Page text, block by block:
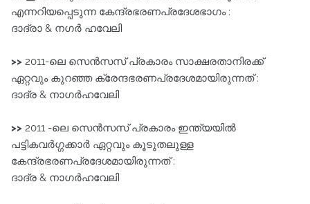
എന്നറിയപ്പെടുന്ന കേന്ദ്രഭരണപ്രദേശഭാഗം :
ദാദ്രാ & നഗർ ഹവേലി
>> 2011-ലെ സെൻസസ്‌ പ്രകാരം സാക്ഷരതാനിരക്ക്‌
ഏറ്റവും കുറഞ്ഞ ക്രേന്ദഭരണപ്രദേശമായിരുന്നത്‌ :
ദാദ്ര & നാഗർഹവേലി
>> 2011 -ലെ സെൻസസ്‌ പ്രകാരം ഇന്ത്യയിൽ
പട്ടികവർഗ്ഗക്കാർ ഏറ്റവും കൂടുതലുള്ള
കേന്ദ്രഭരണപ്രദേശമായിരുന്നത്‌ :
ദാദ്ര & നാഗർഹവേലി